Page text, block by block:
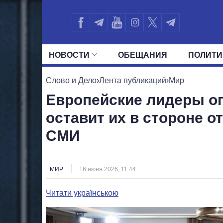
НОВОСТИ ОБЕЩАНИЯ
ВСЕ ПОЛИТИКИ ПРЕЗИДЕНТ И
Слово и Дело›Лента публикаций›Мир
Европейские лидеры
оставит их в стороне
СМИ
МИР 16 июня 2026, 11:44
Читати українською